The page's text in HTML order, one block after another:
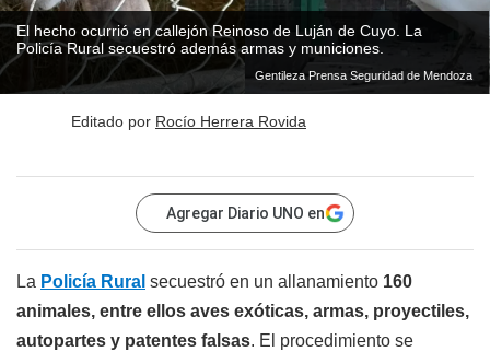
El hecho ocurrió en callejón Reinoso de Luján de Cuyo. La
Policía Rural secuestró además armas y municiones.
Gentileza Prensa Seguridad de Mendoza
Editado por Rocío Herrera Rovida
Agregar Diario UNO en
La Policía Rural secuestró en un allanamiento 160
animales, entre ellos aves exóticas, armas, proyectiles,
autopartes y patentes falsas. El procedimiento se